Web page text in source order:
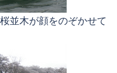
並木が顔をのぞかせて